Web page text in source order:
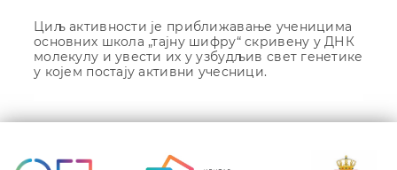
Циљ активности је приближавање ученицима
основних школа „тајну шифру“ скривену у ДНК
молекулу и увести их у узбудљив свет генетике
у којем постају активни учесници.
Кретање